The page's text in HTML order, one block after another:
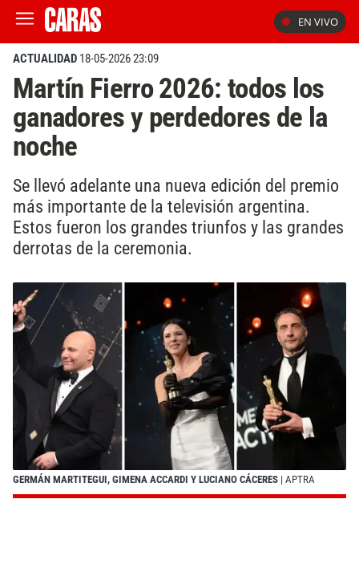
EN VIVO
ACTUALIDAD 18-05-2026 23:09
Martín Fierro 2026: todos los
ganadores y perdedores de la
noche
Se llevó adelante una nueva edición del premio
más importante de la televisión argentina.
Estos fueron los grandes triunfos y las grandes
derrotas de la ceremonia.
GERMÁN MARTITEGUI, GIMENA ACCARDI Y LUCIANO CÁCERES | APTRA